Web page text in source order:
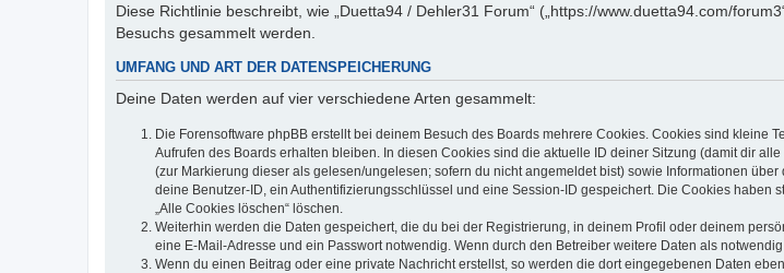
Diese Richtlinie beschreibt, wie „Duetta94 / Dehler31 Forum“ („https://www.duetta94.com/
Besuchs gesammelt werden.
UMFANG UND ART DER DATENSPEICHERUNG
Deine Daten werden auf vier verschiedene Arten gesammelt:
Die Forensoftware phpBB erstellt bei deinem Besuch des Boards mehrere Cookies. Cookies sind
Aufrufen des Boards erhalten bleiben. In diesen Cookies sind die aktuelle ID deiner Sitzung (damit dir
(zur Markierung dieser als gelesen/ungelesen; sofern du nicht angemeldet bist) sowie Informationen
deine Benutzer-ID, ein Authentifizierungsschlüssel und eine Session-ID gespeichert. Die Cookies
„Alle Cookies löschen“ löschen.
Weiterhin werden die Daten gespeichert, die du bei der Registrierung, in deinem Profil oder deinem
eine E-Mail-Adresse und ein Passwort notwendig. Wenn durch den Betreiber weitere Daten als
Wenn du einen Beitrag oder eine private Nachricht erstellst, so werden die dort eingegebenen Daten